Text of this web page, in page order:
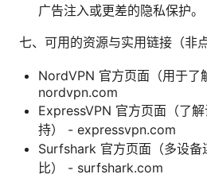
广告注入或更差的隐私保护。
七、可用的资源与实用链接（非点
NordVPN 官方页面（用于了
nordvpn.com
ExpressVPN 官方页面（了
持） - expressvpn.com
Surfshark 官方页面（多设备
比） - surfshark.com